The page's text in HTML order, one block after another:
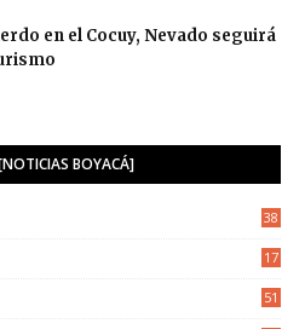
en el Cocuy, Nevado seguirá
BOYACÁ]
38
17
51